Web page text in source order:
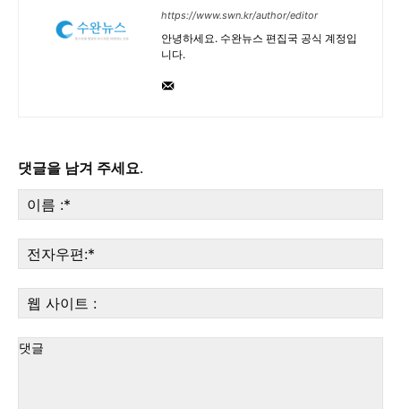
https://www.swn.kr/author/editor
안녕하세요. 수완뉴스 편집국 공식 계정입
니다.
댓글을 남겨 주세요.
름
:*
자
우
사
이